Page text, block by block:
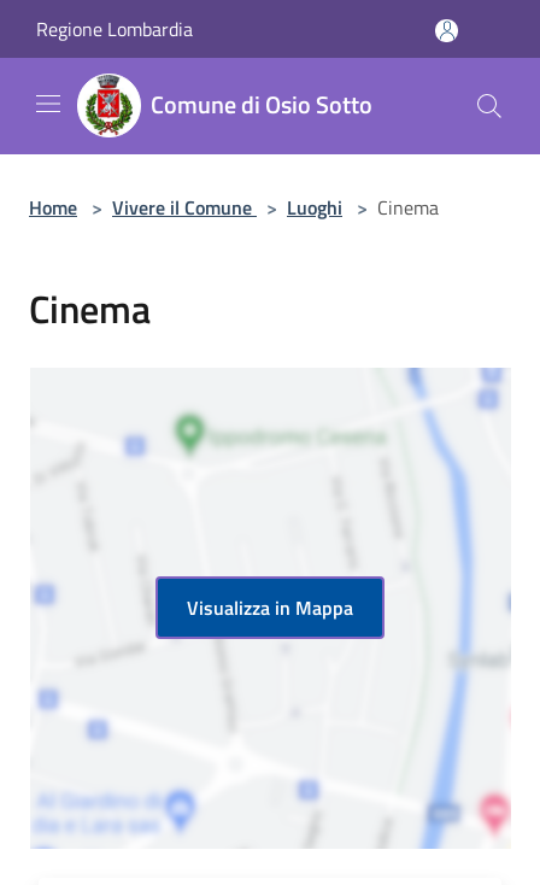
Regione Lombardia
Comune di Osio Sotto
Home > Vivere il Comune > Luoghi > Cinema
Cinema
Visualizza in Mappa